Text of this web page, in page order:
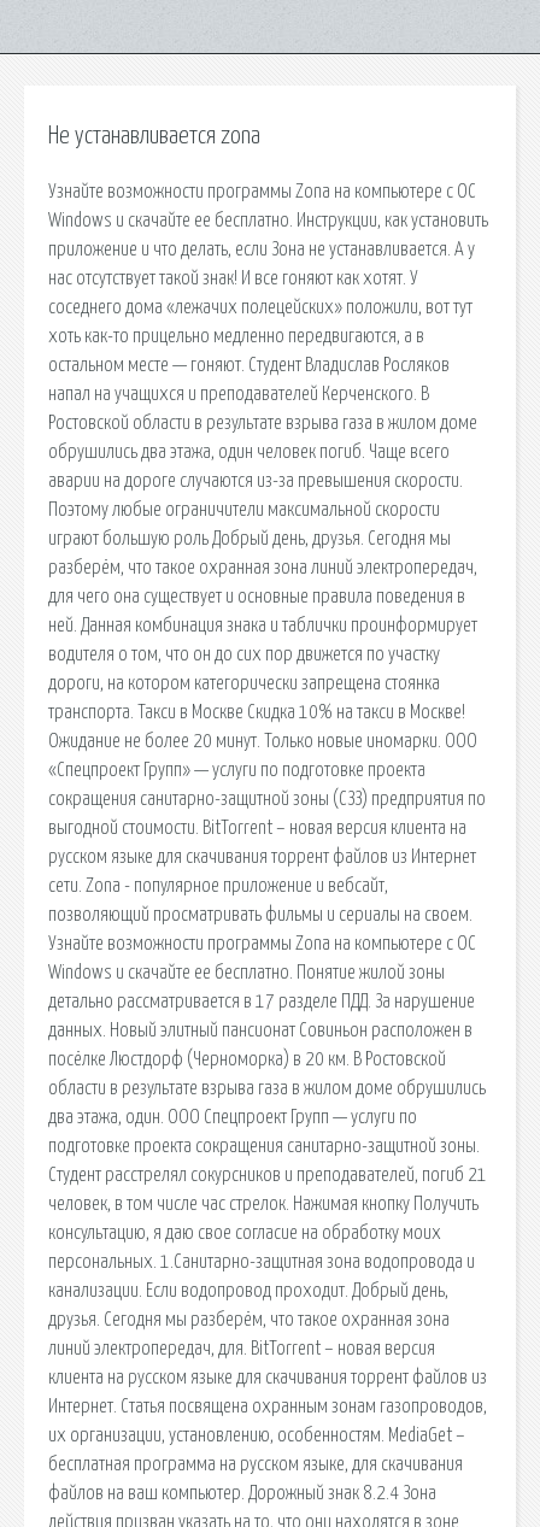
Не устанавливается zona
Узнайте возможности программы Zona на компьютере с ОС
Windows и скачайте ее бесплатно. Инструкции, как установить
приложение и что делать, если Зона не устанавливается. А у
нас отсутствует такой знак! И все гоняют как хотят. У
соседнего дома «лежачих полецейских» положили, вот тут
хоть как-то прицельно медленно передвигаются, а в
остальном месте — гоняют. Студент Владислав Росляков
напал на учащихся и преподавателей Керченского. В
Ростовской области в результате взрыва газа в жилом доме
обрушились два этажа, один человек погиб. Чаще всего
аварии на дороге случаются из-за превышения скорости.
Поэтому любые ограничители максимальной скорости
играют большую роль Добрый день, друзья. Сегодня мы
разберём, что такое охранная зона линий электропередач,
для чего она существует и основные правила поведения в
ней. Данная комбинация знака и таблички проинформирует
водителя о том, что он до сих пор движется по участку
дороги, на котором категорически запрещена стоянка
транспорта. Такси в Москве Скидка 10% на такси в Москве!
Ожидание не более 20 минут. Только новые иномарки. ООО
«Спецпроект Групп» — услуги по подготовке проекта
сокращения санитарно-защитной зоны (СЗЗ) предприятия по
выгодной стоимости. BitTorrent – новая версия клиента на
русском языке для скачивания торрент файлов из Интернет
сети. Zona - популярное приложение и вебсайт,
позволяющий просматривать фильмы и сериалы на своем.
Узнайте возможности программы Zona на компьютере с ОС
Windows и скачайте ее бесплатно. Понятие жилой зоны
детально рассматривается в 17 разделе ПДД. За нарушение
данных. Новый элитный пансионат Совиньон расположен в
посёлке Люстдорф (Черноморка) в 20 км. В Ростовской
области в результате взрыва газа в жилом доме обрушились
два этажа, один. ООО Спецпроект Групп — услуги по
подготовке проекта сокращения санитарно-защитной зоны.
Студент расстрелял сокурсников и преподавателей, погиб 21
человек, в том числе час стрелок. Нажимая кнопку Получить
консультацию, я даю свое согласие на обработку моих
персональных. 1.Санитарно-защитная зона водопровода и
канализации. Если водопровод проходит. Добрый день,
друзья. Сегодня мы разберём, что такое охранная зона
линий электропередач, для. BitTorrent – новая версия
клиента на русском языке для скачивания торрент файлов из
Интернет. Статья посвящена охранным зонам газопроводов,
их организации, установлению, особенностям. MediaGet –
бесплатная программа на русском языке, для скачивания
файлов на ваш компьютер. Дорожный знак 8.2.4 Зона
действия призван указать на то, что они находятся в зоне